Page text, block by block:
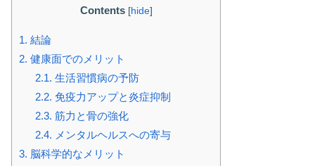
Contents [hide]
1. 結論
2. 健康面でのメリット
2.1. 生活習慣病の予防
2.2. 免疫力アップと炎症抑制
2.3. 筋力と骨の強化
2.4. メンタルヘルスへの寄与
3. 脳科学的なメリット